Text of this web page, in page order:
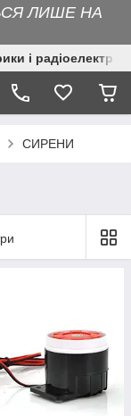
ЛИШЕ НА
і
СИРЕНИ